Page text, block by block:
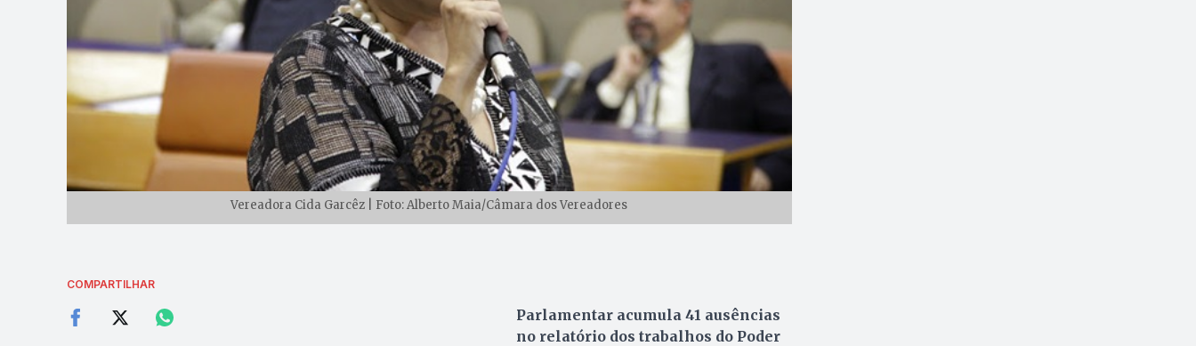
Vereadora Cida Garcêz | Foto: Alberto Maia/Câmara dos Vereadores
COMPARTILHAR
Parlamentar acumula 41 ausências
no relatório dos trabalhos do Poder